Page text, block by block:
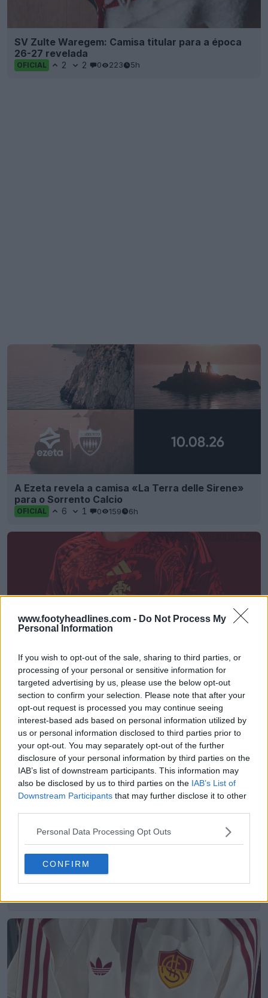
www.footyheadlines.com - Do Not Process My
Personal Information
If you wish to opt-out of the sale, sharing to third parties, or
processing of your personal or sensitive information for
targeted advertising by us, please use the below opt-out
section to confirm your selection. Please note that after your
opt-out request is processed you may continue seeing
interest-based ads based on personal information utilized by
us or personal information disclosed to third parties prior to
your opt-out. You may separately opt-out of the further
disclosure of your personal information by third parties on the
IAB’s list of downstream participants. This information may
also be disclosed by us to third parties on the IAB’s List of
Downstream Participants that may further disclose it to other
Personal Data Processing Opt Outs
CONFIRM
SV Zulte Waregem: Camisa titular para a época
26-27 revelada
OFICIAL 2 2 0 223 5h
A Ezeta revela a camisa «La Terra delle Sirene»
para o Sorrento Calcio
OFICIAL 6 1 0 159 6h
Terceira camisa «Dragão» do Internacional 26-
27 vazou
VAZAMENTO 6 4 0 695 6h
Divulgadas as camisas titular e reserva do Adidas
Neom SC para a época 26-27 – Acabaram-se os
Puma